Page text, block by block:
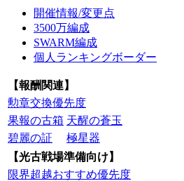
開催情報/変更点
3500万編成
SWARM編成
個人ランキングボーダー
【報酬関連】
勲章交換優先度
果報の古箱 天醒の蒼玉
碧麗の証
極星器
【光古戦場準備向け】
限界超越おすすめ優先度